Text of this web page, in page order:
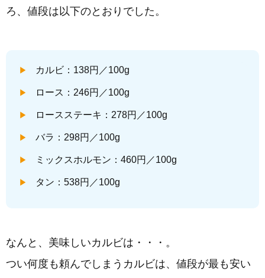
ろ、値段は以下のとおりでした。
カルビ：138円／100g
ロース：246円／100g
ロースステーキ：278円／100g
バラ：298円／100g
ミックスホルモン：460円／100g
タン：538円／100g
なんと、美味しいカルビは・・・。
つい何度も頼んでしまうカルビは、値段が最も安い